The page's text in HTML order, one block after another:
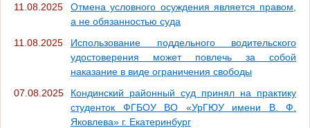
11.08.2025
Отмена условного осуждения является правом,
а не обязанностью суда
11.08.2025
Использование поддельного водительского
удостоверения может повлечь за собой
наказание в виде ограничения свободы
07.08.2025
Кондинский районный суд принял на практику
студенток ФГБОУ ВО «УрГЮУ имени В. Ф.
Яковлева» г. Екатеринбург